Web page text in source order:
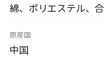
綿、ポリエステル、
原産国
中国